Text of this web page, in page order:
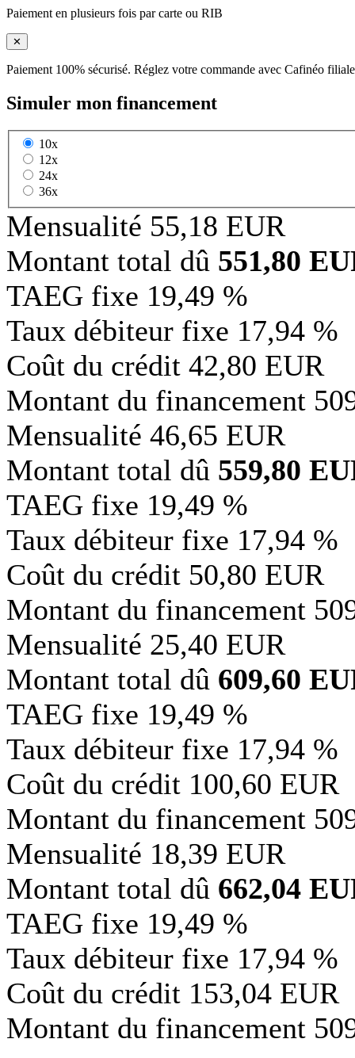
Paiement en plusieurs fois par carte ou RIB
✕
Paiement 100% sécurisé. Réglez votre commande avec Cafinéo
Simuler mon financement
10x
12x
24x
36x
Mensualité 55,18 EUR
Montant total dû 551,80
TAEG fixe 19,49 %
Taux débiteur fixe 17,94 %
Coût du crédit 42,80 EUR
Montant du financement
Mensualité 46,65 EUR
Montant total dû 559,80
TAEG fixe 19,49 %
Taux débiteur fixe 17,94 %
Coût du crédit 50,80 EUR
Montant du financement
Mensualité 25,40 EUR
Montant total dû 609,60
TAEG fixe 19,49 %
Taux débiteur fixe 17,94 %
Coût du crédit 100,60 EUR
Montant du financement
Mensualité 18,39 EUR
Montant total dû 662,04
TAEG fixe 19,49 %
Taux débiteur fixe 17,94 %
Coût du crédit 153,04 EUR
Montant du financement